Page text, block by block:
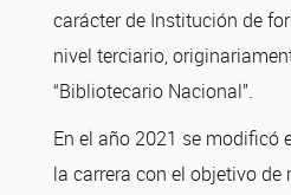
carácter de Institución de
nivel terciario,
“Bibliotecario Nacional”.
En el año 2021 se modificó
la carrera con el objetivo